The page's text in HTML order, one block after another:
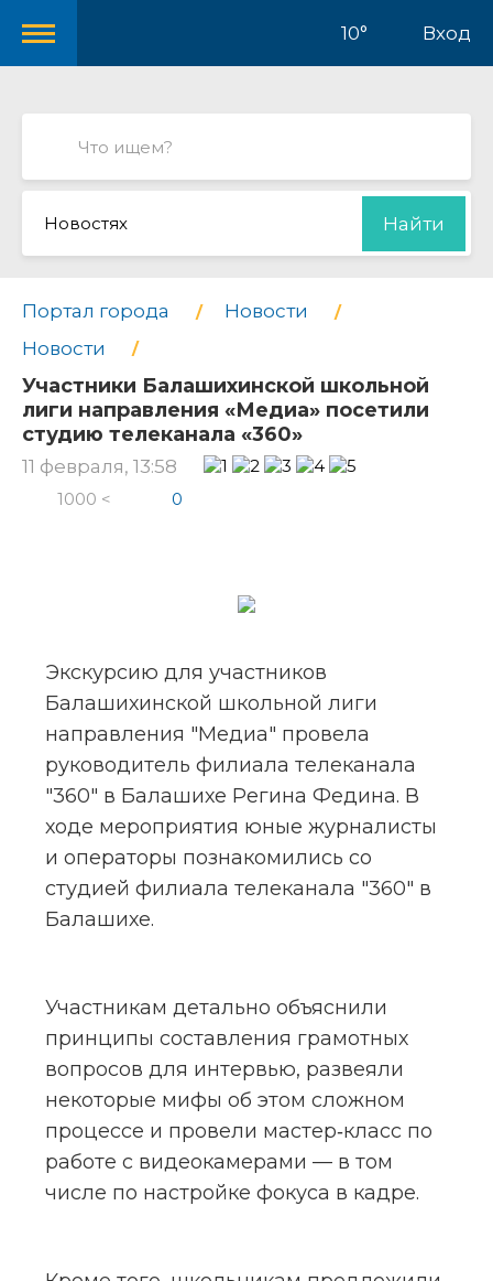
10° Вход
Новостях Найти
Портал города
Новости
Новости
Участники Балашихинской школьной
лиги направления «Медиа» посетили
студию телеканала «360»
11 февраля, 13:58
1000 < 0
Экскурсию для участников
Балашихинской школьной лиги
направления "Медиа" провела
руководитель филиала телеканала
"360" в Балашихе Регина Федина. В
ходе мероприятия юные журналисты
и операторы познакомились со
студией филиала телеканала "360" в
Балашихе.
Участникам детально объяснили
принципы составления грамотных
вопросов для интервью, развеяли
некоторые мифы об этом сложном
процессе и провели мастер‑класс по
работе с видеокамерами — в том
числе по настройке фокуса в кадре.